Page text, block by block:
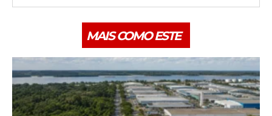
MAIS COMO ESTE